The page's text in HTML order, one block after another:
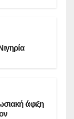
άφιξη